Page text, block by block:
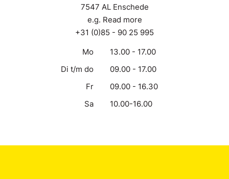
7547 AL Enschede
e.g. Read more
+31 (0)85 - 90 25 995
Mo
13.00 - 17.00
Di t/m do
09.00 - 17.00
Fr
09.00 - 16.30
Sa
10.00-16.00